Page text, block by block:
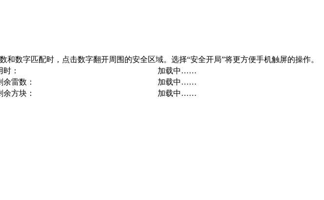
数字匹配时，点击数字翻开周围的安全区域。选择“安全开局”将更方便手机触屏的操作。
时：
加载中……
余雷数：
加载中……
余方块：
加载中……